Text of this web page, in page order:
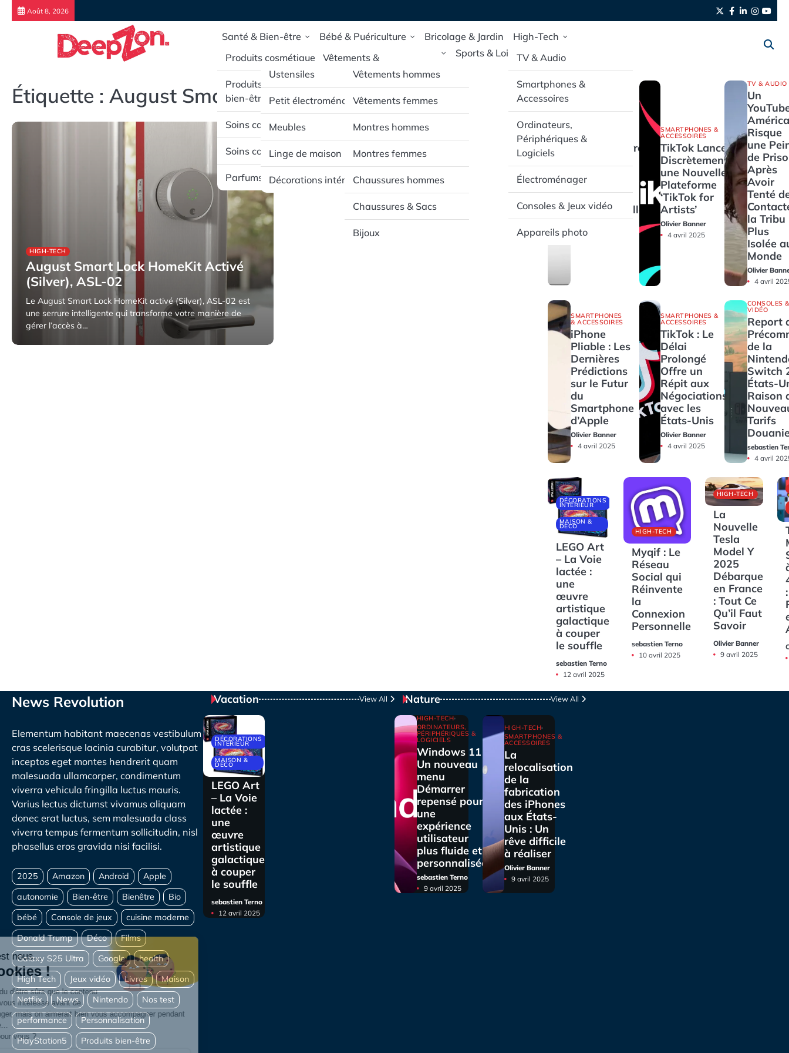
Skip
Août 8, 2026 Twitter
Facebook
LinkedIn
Santé & Bien-être
Produits cosmétique
Produits de santé et
bien-être
Soins capillaires
Soins corporels
Parfums
Bébé & Puériculture
Vêtements &
Chaussures pour bébé
Poussettes & Sièges
auto
Jouets d’éveil & mobilier
pour bébé
Bricolage & Jardin
High-Tech
TV & Audio
Smartphones &
Accessoires
Ordinateurs,
Périphériques &
Logiciels
Électroménager
Consoles & Jeux vidéo
Appareils photo
Maison & Deco
Ustensiles
Petit électroménager
Meubles
Linge de maison
Décorations intérieur
Mode & Accessoires
Vêtements hommes
Vêtements femmes
Montres hommes
Montres femmes
Chaussures hommes
Chaussures & Sacs
Bijoux
Sports & Loisirs
Étiquette : August Smart Lock
HIGH-TECH
August Smart Lock HomeKit Activé
(Silver), ASL-02
Le August Smart Lock HomeKit activé (Silver), ASL-02 est
une serrure intelligente qui transforme votre manière de
gérer l’accès à…
2 avril 2025
SMARTPHONES &
ACCESSOIRES
Pixel Buds Pro
Gamme en
Promotion
Exceptionnelle
4 avril 2025
SMARTPHONES &
ACCESSOIRES
TikTok Lance
Discrètement
une Nouvelle
Plateforme
‘TikTok for
Artists’
Olivier Banner
4 avril 2025
TV & AUDIO
Un
Risque
une
de
Après
Avoir
Tenté
la Tribu
Plus
Isolée
Monde
Olivier
4 avril
SMARTPHONES
& ACCESSOIRES
iPhone
Pliable : Les
Dernières
Prédictions
sur le Futur
du
Smartphone
d’Apple
Olivier Banner
4 avril 2025
SMARTPHONES &
ACCESSOIRES
TikTok : Le
Délai
Prolongé
Offre un
Répit aux
Négociations
avec les
États-Unis
Olivier Banner
4 avril 2025
CONSOLES
VIDÉO
Report
de la
Switch
États-
Raison
Tarifs
sebastien
4 avril
DÉCORATIONS
INTÉRIEUR
MAISON &
DECO
LEGO Art
– La Voie
lactée :
une
œuvre
artistique
galactique
à couper
le souffle
sebastien Terno
12 avril 2025
HIGH-TECH
Myqif : Le
Réseau
Social qui
Réinvente
la
Connexion
Personnelle
sebastien Terno
10 avril 2025
HIGH-TECH
La
Nouvelle
Tesla
Model Y
2025
Débarque
en France
: Tout Ce
Qu’il Faut
Savoir
Olivier Banner
9 avril 2025
:
News Revolution
Elementum habitant maecenas vestibulum
cras scelerisque lacinia curabitur, volutpat
inceptos eget montes hendrerit quam
malesuada ullamcorper, condimentum
viverra vehicula fringilla luctus mauris.
Varius lectus dictumst vivamus aliquam
donec erat luctus, sem malesuada class
viverra tempus fermentum sollicitudin, nisl
phasellus eros gravida nisi facilisi.
Vacation View All
DÉCORATIONS
INTÉRIEUR
MAISON &
DECO
LEGO Art
– La Voie
lactée :
une
œuvre
artistique
galactique
à couper
le souffle
sebastien Terno
12 avril 2025
Nature View All
HIGH-TECH
ORDINATEURS,
PÉRIPHÉRIQUES &
LOGICIELS
Windows 11 :
Un nouveau
menu
Démarrer
repensé pour
une
expérience
utilisateur
plus fluide et
personnalisée
sebastien Terno
9 avril 2025
HIGH-TECH
SMARTPHONES &
ACCESSOIRES
La
relocalisation
de la
fabrication
des iPhones
aux États-
Unis : Un
rêve difficile
à réaliser
Olivier Banner
9 avril 2025